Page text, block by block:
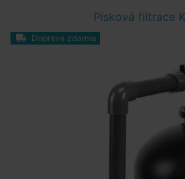
Písková filtrace
Doprava zdarma